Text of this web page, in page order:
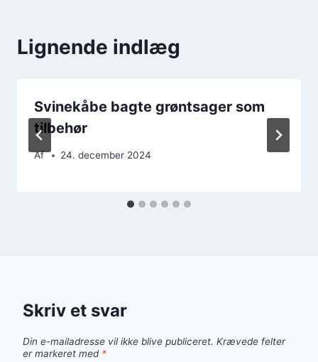
Lignende indlæg
Svinekåbe bagte grøntsager som
tilbehør
Af 24. december 2024
Skriv et svar
Din e-mailadresse vil ikke blive publiceret. Krævede felter
er markeret med *